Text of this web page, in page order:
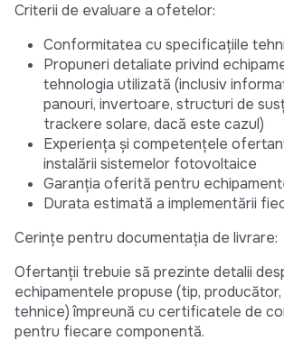
Criterii de evaluare a ofetelor:
Conformitatea cu specificațiile
Propuneri detaliate privind
tehnologia utilizată (inclusiv
panouri, invertoare, structuri de
trackere solare, dacă este cazul)
Experiența și competențele
instalării sistemelor fotovoltaice
Garanția oferită pentru
Durata estimată a implementării
Cerințe pentru documentația de livrare:
Ofertanții trebuie să prezinte detalii
echipamentele propuse (tip,
tehnice) împreună cu certificatele de
pentru fiecare componentă.